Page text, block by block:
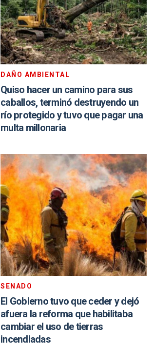
DAÑO AMBIENTAL
Quiso hacer un camino para sus
caballos, terminó destruyendo un
río protegido y tuvo que pagar una
multa millonaria
SENADO
El Gobierno tuvo que ceder y dejó
afuera la reforma que habilitaba
cambiar el uso de tierras
incendiadas